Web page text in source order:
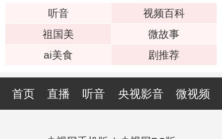
听音
视频百科
祖国美
微故事
ai美食
剧推荐
首页 直播 听音 央视影音 微视频